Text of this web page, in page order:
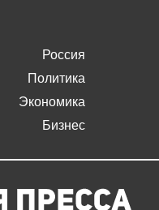
Россия
Политика
Экономика
Бизнес